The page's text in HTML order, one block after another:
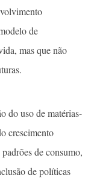
de
mas que não
do uso de matérias-
crescimento
de consumo,
de políticas